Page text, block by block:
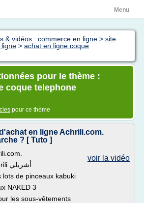
Menu
& vidéos : commerce en ligne > site
> achat en ligne coque
pour le thème :
coque telephone
pour ce thème
en ligne Achrili.com.
? [ Tuto ]
voir la vidéo
Page facebook Achrili أشريلي
lots de pinceaux kabuki
NAKED 3
les sous-vêtements